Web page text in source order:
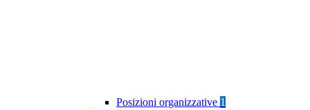
Posizioni organizzative 1